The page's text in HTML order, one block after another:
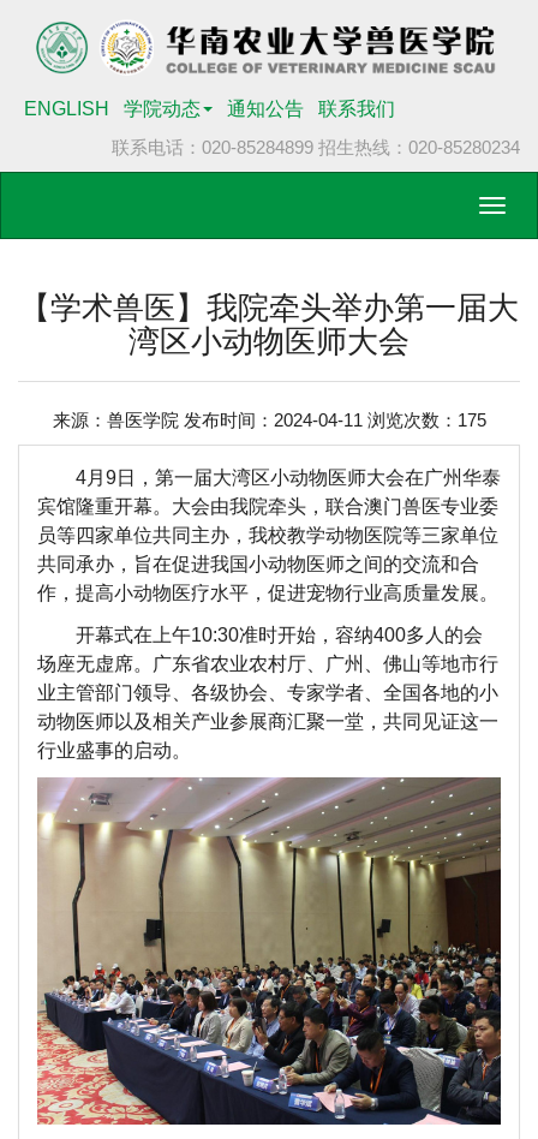
ENGLISH 学院动态 通知公告
联系我们
联系电话：020-85284899 招生热线：020-85280234
【学术兽医】我院牵头举办第一届大
湾区小动物医师大会
来源：兽医学院 发布时间：2024-04-11 浏览次数： 175
4月9日 ，第一届大湾区小动物医师大会在广州华泰
宾馆隆重开幕。 大会由我院牵头，联合澳门兽医专业委
员等四家单位共同主办， 我校教学动物医院等三家单位
共同承办，旨在促进我国小动物医师之间的交流和合
作，提高小动物医疗水平，促进宠物行业高质量发展。
开幕式在上午10:30准时开始，容纳400多人的会
场座无虚席。广东省农业农村厅、广州、佛山等地市行
业主管部门领导、各级协会、专家学者、全国各地的小
动物医师以及相关产业参展商汇聚一堂，共同见证这一
行业盛事的启动。